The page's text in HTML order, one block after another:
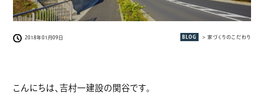
2018年01月09日 BLOG > 家づくりのこだわり
こんにちは、吉村一建設の関谷です。